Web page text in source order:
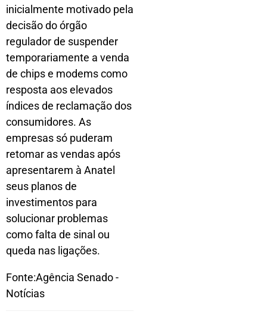
inicialmente motivado pela
decisão do órgão
regulador de suspender
temporariamente a venda
de chips e modems como
resposta aos elevados
índices de reclamação dos
consumidores. As
empresas só puderam
retomar as vendas após
apresentarem à Anatel
seus planos de
investimentos para
solucionar problemas
como falta de sinal ou
queda nas ligações.
Fonte:Agência Senado -
Notícias